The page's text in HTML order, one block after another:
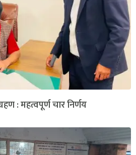
: महत्वपूर्ण चार निर्णय